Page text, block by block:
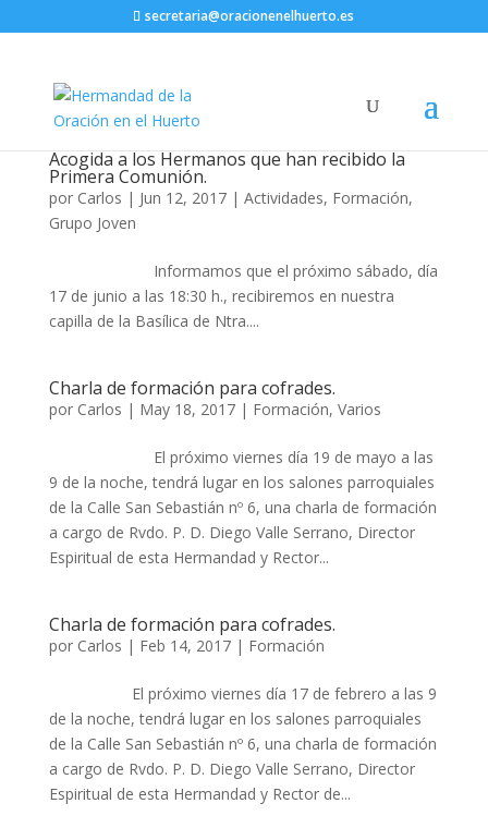
secretaria@oracionenelhuerto.es
Acogida a los Hermanos que han recibido la
Primera Comunión.
por Carlos | Jun 12, 2017| Actividades, Formación,
Grupo Joven
Informamos que el próximo sábado, día
17 de junio a las 18:30 h., recibiremos en nuestra
capilla de la Basílica de Ntra....
Charla de formación para cofrades.
por Carlos | May 18, 2017| Formación, Varios
El próximo viernes día 19 de mayo a las
9 de la noche, tendrá lugar en los salones parroquiales
de la Calle San Sebastián nº 6, una charla de formación
a cargo de Rvdo. P. D. Diego Valle Serrano, Director
Espiritual de esta Hermandad y Rector...
Charla de formación para cofrades.
por Carlos | Feb 14, 2017| Formación
El próximo viernes día 17 de febrero a las 9
de la noche, tendrá lugar en los salones parroquiales
de la Calle San Sebastián nº 6, una charla de formación
a cargo de Rvdo. P. D. Diego Valle Serrano, Director
Espiritual de esta Hermandad y Rector de...